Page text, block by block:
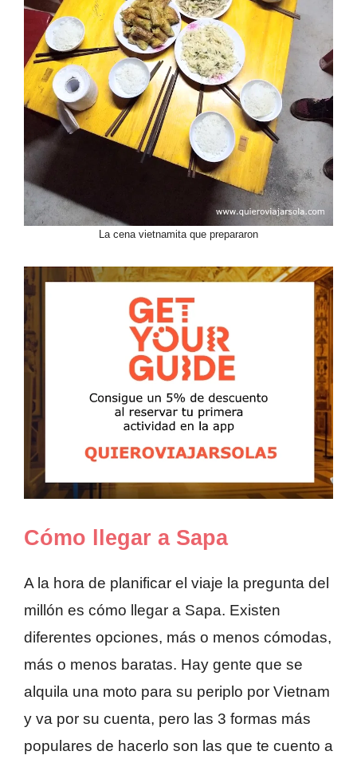
La cena vietnamita que prepararon
Cómo llegar a Sapa
A la hora de planificar el viaje la pregunta del
millón es cómo llegar a Sapa. Existen
diferentes opciones, más o menos cómodas,
más o menos baratas. Hay gente que se
alquila una moto para su periplo por Vietnam
y va por su cuenta, pero las 3 formas más
populares de hacerlo son las que te cuento a